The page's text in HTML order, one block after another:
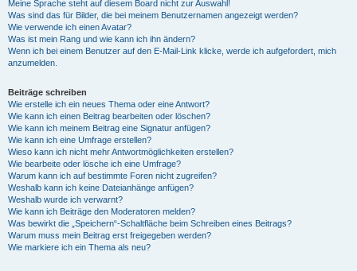
Meine Sprache steht auf diesem Board nicht zur Auswahl!
Was sind das für Bilder, die bei meinem Benutzernamen angezeigt werden?
Wie verwende ich einen Avatar?
Was ist mein Rang und wie kann ich ihn ändern?
Wenn ich bei einem Benutzer auf den E-Mail-Link klicke, werde ich aufgefordert, mich
anzumelden.
Beiträge schreiben
Wie erstelle ich ein neues Thema oder eine Antwort?
Wie kann ich einen Beitrag bearbeiten oder löschen?
Wie kann ich meinem Beitrag eine Signatur anfügen?
Wie kann ich eine Umfrage erstellen?
Wieso kann ich nicht mehr Antwortmöglichkeiten erstellen?
Wie bearbeite oder lösche ich eine Umfrage?
Warum kann ich auf bestimmte Foren nicht zugreifen?
Weshalb kann ich keine Dateianhänge anfügen?
Weshalb wurde ich verwarnt?
Wie kann ich Beiträge den Moderatoren melden?
Was bewirkt die „Speichern“-Schaltfläche beim Schreiben eines Beitrags?
Warum muss mein Beitrag erst freigegeben werden?
Wie markiere ich ein Thema als neu?